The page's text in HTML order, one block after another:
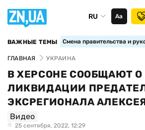
RU Аа
ВАЖНЫЕ ТЕМЫ Смена правительства и
ГЛАВНАЯ УКРАИНА
В ХЕРСОНЕ СООБЩАЮТ О
ЛИКВИДАЦИИ
ЭКСРЕГИОНАЛА
Видео
25 сентября, 2022, 12:29